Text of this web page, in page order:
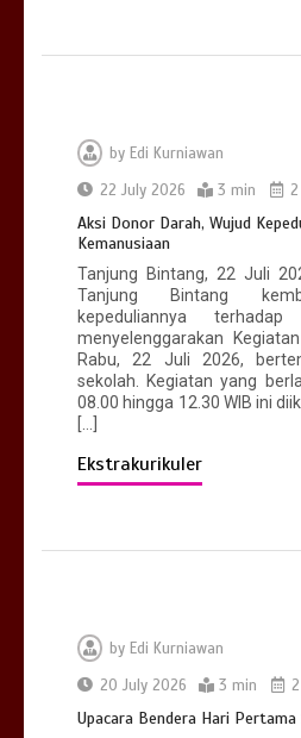
by Edi Kurniawan
22 July 2026
3 min
Aksi Donor Darah, Wujud
Kemanusiaan
Tanjung Bintang, 22 Juli
Tanjung Bintang
kepeduliannya
menyelenggarakan
Rabu, 22 Juli 2026,
sekolah. Kegiatan yang
08.00 hingga 12.30 WIB ini
[…]
Ekstrakurikuler
by Edi Kurniawan
20 July 2026
3 min
Upacara Bendera Hari Pertama